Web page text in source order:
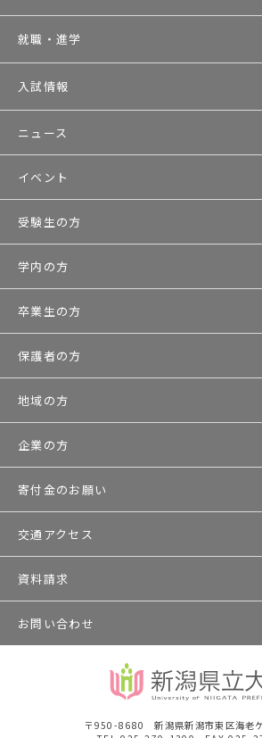
就職・進学
入試情報
ニュース
イベント
受験生の方
学内の方
卒業生の方
保護者の方
地域の方
企業の方
寄付金のお願い
交通アクセス
資料請求
お問い合わせ
〒950-8680 新潟県新潟市東区海老